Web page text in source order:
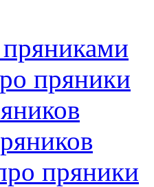
пряники
пряники